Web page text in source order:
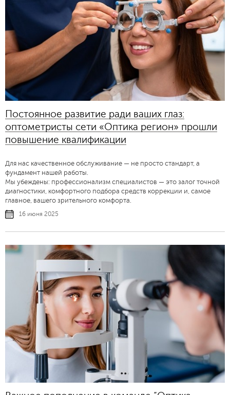
Постоянное развитие ради ваших глаз:
оптометристы сети «Оптика регион» прошли
повышение квалификации
Для нас качественное обслуживание — не просто стандарт, а
фундамент нашей работы.
Мы убеждены: профессионализм специалистов — это залог точной
диагностики, комфортного подбора средств коррекции и, самое
главное, вашего зрительного комфорта.
16 июня 2025